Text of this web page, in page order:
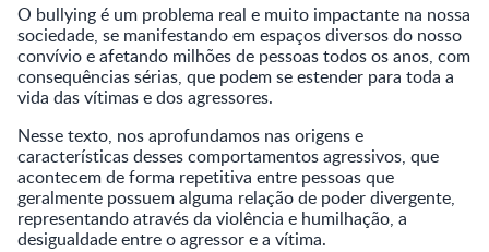
O bullying é um problema real e muito impactante na nossa
sociedade, se manifestando em espaços diversos do nosso
convívio e afetando milhões de pessoas todos os anos, com
consequências sérias, que podem se estender para toda a
vida das vítimas e dos agressores.
Nesse texto, nos aprofundamos nas origens e
características desses comportamentos agressivos, que
acontecem de forma repetitiva entre pessoas que
geralmente possuem alguma relação de poder divergente,
representando através da violência e humilhação, a
desigualdade entre o agressor e a vítima.